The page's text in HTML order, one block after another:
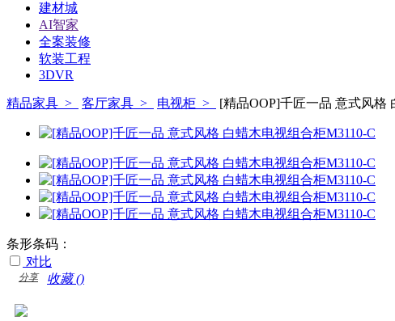
建材城
AI智家
全案装修
软装工程
3DVR
精品家具 > 客厅家具 > 电视柜 > [精品OOP]千匠一品 意式风格
条形条码：
对比
收藏 ()
分享